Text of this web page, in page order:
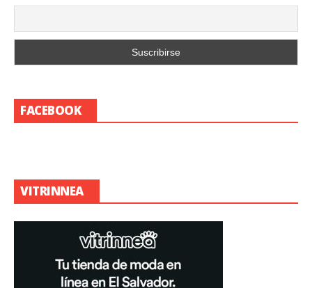
FACEBOOK
VITRINNEA